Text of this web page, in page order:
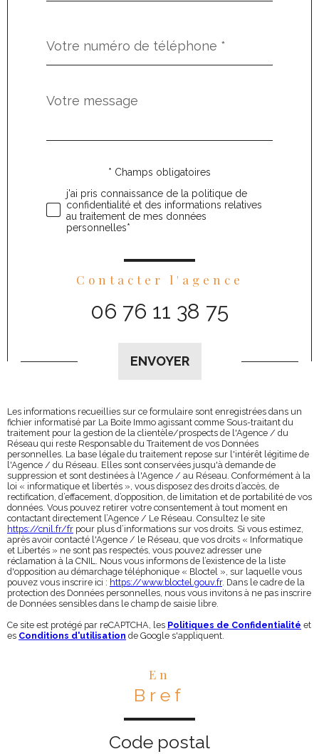
*
Fieldset
défaut
Message
*
Validation* Champs obligatoires
j'ai pris connaissance de la politique de
confidentialité et des informations relatives
au traitement de mes données
personnelles*
Contacter l'agence
06 76 11 38 75
ENVOYER
Les informations recueillies sur ce formulaire sont enregistrées dans un
fichier informatisé par La Boite Immo agissant comme Sous-traitant du
traitement pour la gestion de la clientèle/prospects de l'Agence / du
Réseau qui reste Responsable du Traitement de vos Données
personnelles. La base légale du traitement repose sur l'intérêt légitime de
l'Agence / du Réseau. Elles sont conservées jusqu'à demande de
suppression et sont destinées à l'Agence / au Réseau. Conformément à la
loi « informatique et libertés », vous disposez des droits d’accès, de
rectification, d’effacement, d’opposition, de limitation et de portabilité de vos
données. Vous pouvez retirer votre consentement à tout moment en
contactant directement l’Agence / Le Réseau. Consultez le site
https://cnil.fr/fr pour plus d’informations sur vos droits. Si vous estimez,
après avoir contacté l'Agence / le Réseau, que vos droits « Informatique
et Libertés » ne sont pas respectés, vous pouvez adresser une
réclamation à la CNIL. Nous vous informons de l’existence de la liste
d'opposition au démarchage téléphonique « Bloctel », sur laquelle vous
pouvez vous inscrire ici : https://www.bloctel.gouv.fr. Dans le cadre de la
protection des Données personnelles, nous vous invitons à ne pas inscrire
de Données sensibles dans le champ de saisie libre.
Ce site est protégé par reCAPTCHA, les Politiques de Confidentialité et
es Conditions d'utilisation de Google s'appliquent.
En
Bref
Code postal